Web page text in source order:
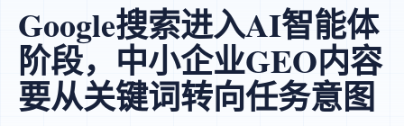
Google搜索进入AI智能体
阶段，中小企业GEO内容
要从关键词转向任务意图